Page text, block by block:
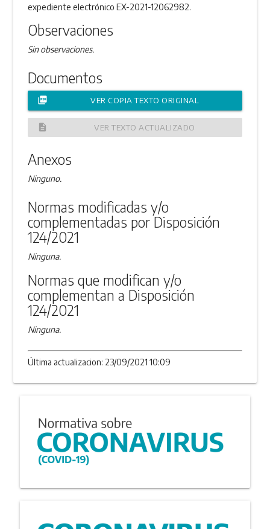
expediente electrónico EX-2021-12062982.
Observaciones
Sin observaciones.
Documentos
picture_as_pdf VER COPIA TEXTO ORIGINAL
description VER TEXTO ACTUALIZADO
Anexos
Ninguno.
Normas modificadas y/o
complementadas por Disposición
124/2021
Ninguna.
Normas que modifican y/o
complementan a Disposición
124/2021
Ninguna.
Última actualizacion: 23/09/2021 10:09